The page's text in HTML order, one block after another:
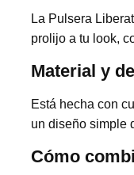
La Pulsera
prolijo a tu look,
Material y
Está hecha con
un diseño simple
Cómo